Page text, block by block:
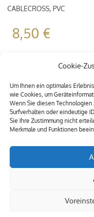
Cookie-
Um Ihnen ein optimales
wie Cookies, um
Wenn Sie diesen
Surfverhalten oder eindeutige
Sie Ihre Zustimmung nicht
Merkmale und Funktionen
CABLECROSS, PVC
8,50 €